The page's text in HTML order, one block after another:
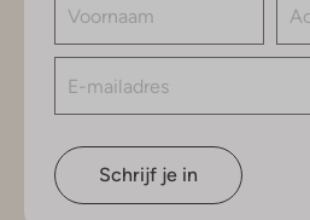
Schrijf je in